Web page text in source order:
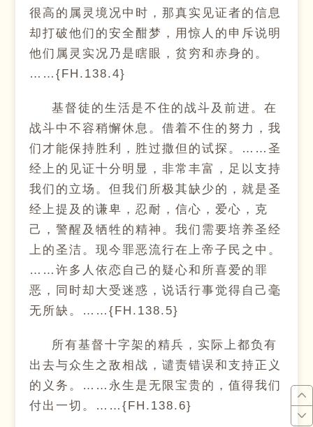
很高的属灵境况中时，那真实见证者的信息
却打破他们的安全酣梦，用惊人的申斥说明
他们属灵实况乃是瞎眼，贫穷和赤身的。
……{FH.138.4}
基督徒的生活是不住的战斗及前进。在
战斗中不容稍懈休息。借着不住的努力，我
们才能保持胜利，胜过撒但的试探。……圣
经上的见证十分明显，非常丰富，足以支持
我们的立场。但我们所极其缺少的，就是圣
经上提及的谦卑，忍耐，信心，爱心，克
己，警醒及牺牲的精神。我们需要培养圣经
上的圣洁。现今罪恶流行在上帝子民之中。
……许多人依恋自己的疑心和所喜爱的罪
恶，同时却大受迷惑，说话行事觉得自己毫
无所缺。……{FH.138.5}
所有基督十字架的精兵，实际上都负有
出去与众生之敌相战，谴责错误和支持正义
的义务。……永生是无限宝贵的，值得我们
付出一切。……{FH.138.6}